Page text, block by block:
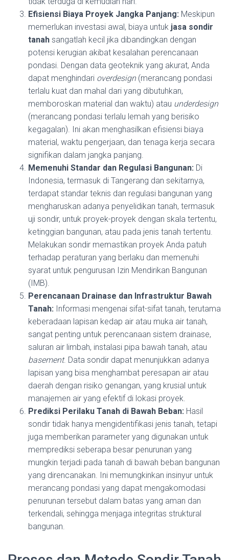
Efisiensi Biaya Proyek Jangka Panjang: Meskipun
memerlukan investasi awal, biaya untuk jasa sondir
tanah sangatlah kecil jika dibandingkan dengan
potensi kerugian akibat kesalahan perencanaan
pondasi. Dengan data geoteknik yang akurat, Anda
dapat menghindari overdesign(merancang pondasi
terlalu kuat dan mahal dari yang dibutuhkan,
memboroskan material dan waktu) atau underdesign
(merancang pondasi terlalu lemah yang berisiko
kegagalan). Ini akan menghasilkan efisiensi biaya
material, waktu pengerjaan, dan tenaga kerja secara
signifikan dalam jangka panjang.
Memenuhi Standar dan Regulasi Bangunan: Di
Indonesia, termasuk di Tangerang dan sekitarnya,
terdapat standar teknis dan regulasi bangunan yang
mengharuskan adanya penyelidikan tanah, termasuk
uji sondir, untuk proyek-proyek dengan skala tertentu,
ketinggian bangunan, atau pada jenis tanah tertentu.
Melakukan sondir memastikan proyek Anda patuh
terhadap peraturan yang berlaku dan memenuhi
syarat untuk pengurusan Izin Mendirikan Bangunan
(IMB).
Perencanaan Drainase dan Infrastruktur Bawah
Tanah: Informasi mengenai sifat-sifat tanah, terutama
keberadaan lapisan kedap air atau muka air tanah,
sangat penting untuk perencanaan sistem drainase,
saluran air limbah, instalasi pipa bawah tanah, atau
basement. Data sondir dapat menunjukkan adanya
lapisan yang bisa menghambat peresapan air atau
daerah dengan risiko genangan, yang krusial untuk
manajemen air yang efektif di lokasi proyek.
Prediksi Perilaku Tanah di Bawah Beban: Hasil
sondir tidak hanya mengidentifikasi jenis tanah, tetapi
juga memberikan parameter yang digunakan untuk
memprediksi seberapa besar penurunan yang
mungkin terjadi pada tanah di bawah beban bangunan
yang direncanakan. Ini memungkinkan insinyur untuk
merancang pondasi yang dapat mengakomodasi
penurunan tersebut dalam batas yang aman dan
terkendali, sehingga menjaga integritas struktural
bangunan.